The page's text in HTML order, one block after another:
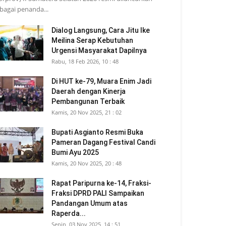
penanda...
Dialog Langsung, Cara Jitu Ike
Meilina Serap Kebutuhan
Urgensi Masyarakat Dapilnya
Rabu, 18 Feb 2026, 10 : 48
Di HUT ke-79, Muara Enim Jadi
Daerah dengan Kinerja
Pembangunan Terbaik
Kamis, 20 Nov 2025, 21 : 02
Bupati Asgianto Resmi Buka
Pameran Dagang Festival Candi
Bumi Ayu 2025
Kamis, 20 Nov 2025, 20 : 48
Rapat Paripurna ke-14, Fraksi-
Fraksi DPRD PALI Sampaikan
Pandangan Umum atas
Raperda...
Senin, 03 Nov 2025, 14 : 51